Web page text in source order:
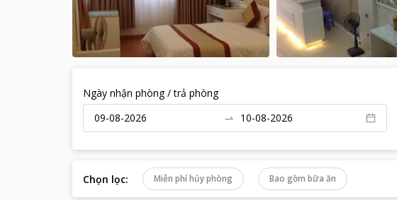
Ngày nhận phòng / trả phòng
Chọn lọc: Miễn phí hủy phòng Bao gồm bữa ăn